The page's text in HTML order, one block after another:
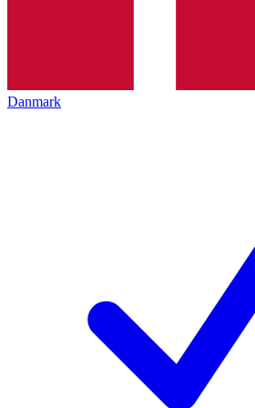
Danmark